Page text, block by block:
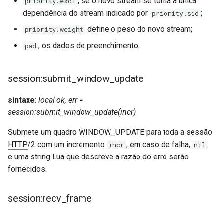
dependência do stream indicado por priority.sid ;
priority.weight define o peso do novo stream;
pad , os dados de preenchimento.
session:submit_window_update
sintaxe: local ok, err =
session:submit_window_update(incr)
Submete um quadro WINDOW_UPDATE para toda a sessão
HTTP/2 com um incremento incr , em caso de falha, nil
e uma string Lua que descreve a razão do erro serão
fornecidos.
session:recv_frame